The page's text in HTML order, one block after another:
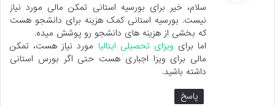
:
سلام، خیر برای بورسیه استانی تمکن مالی مورد نیاز
نیست. بورسیه استانی کمک هزینه برای دانشجو هست
که بخشی از هزینه های دانشجو رو پوشش میده.
اما برای ویزای تحصیلی ایتالیا مورد نیاز هست، تمکن
مالی برای ویزا اجباری هست حتی اگر بورس استانی
داشته باشید.
پاسخ